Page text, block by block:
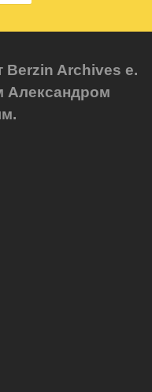
Berzin Archives e.
Александром